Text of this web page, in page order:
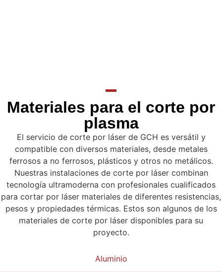
Materiales para el corte por
plasma
El servicio de corte por láser de GCH es versátil y
compatible con diversos materiales, desde metales
ferrosos a no ferrosos, plásticos y otros no metálicos.
Nuestras instalaciones de corte por láser combinan
tecnología ultramoderna con profesionales cualificados
para cortar por láser materiales de diferentes resistencias,
pesos y propiedades térmicas. Estos son algunos de los
materiales de corte por láser disponibles para su
proyecto.
Aluminio